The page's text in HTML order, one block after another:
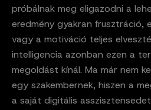
próbálnak meg eligazodni a
eredmény gyakran frusztráció,
vagy a motiváció teljes
intelligencia azonban ezen a
megoldást kínál. Ma már nem
egy szakembernek, hiszen a
a saját digitális